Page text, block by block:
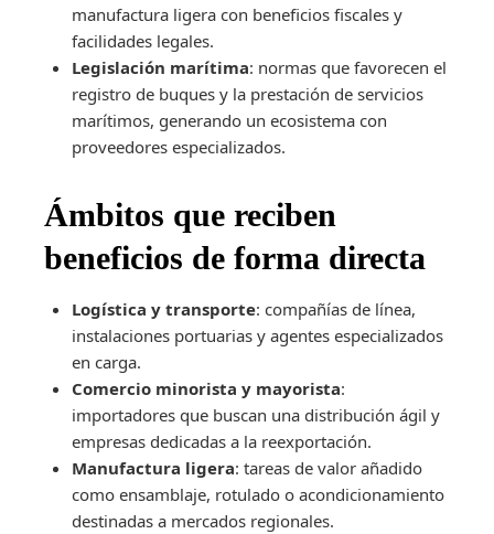
manufactura ligera con beneficios fiscales y
facilidades legales.
Legislación marítima: normas que favorecen el
registro de buques y la prestación de servicios
marítimos, generando un ecosistema con
proveedores especializados.
Ámbitos que reciben
beneficios de forma directa
Logística y transporte: compañías de línea,
instalaciones portuarias y agentes especializados
en carga.
Comercio minorista y mayorista:
importadores que buscan una distribución ágil y
empresas dedicadas a la reexportación.
Manufactura ligera: tareas de valor añadido
como ensamblaje, rotulado o acondicionamiento
destinadas a mercados regionales.